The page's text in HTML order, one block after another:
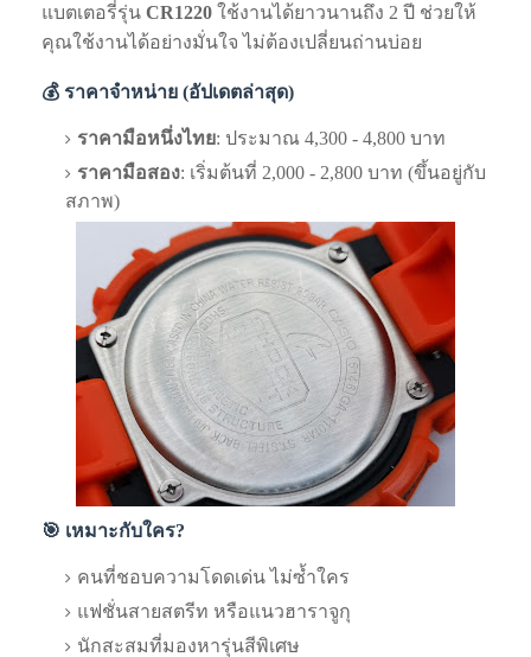
แบตเตอรี่รุ่น CR1220 ใช้งานได้ยาวนานถึง 2 ปี ช่วยให้
คุณใช้งานได้อย่างมั่นใจ ไม่ต้องเปลี่ยนถ่านบ่อย
💰 ราคาจำหน่าย (อัปเดตล่าสุด)
ราคามือหนึ่งไทย: ประมาณ 4,300 - 4,800 บาท
ราคามือสอง: เริ่มต้นที่ 2,000 - 2,800 บาท (ขึ้นอยู่กับ
สภาพ)
🎯 เหมาะกับใคร?
คนที่ชอบความโดดเด่น ไม่ซ้ำใคร
แฟชั่นสายสตรีท หรือแนวฮาราจูกุ
นักสะสมที่มองหารุ่นสีพิเศษ